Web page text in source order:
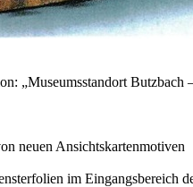
„Museumsstandort Butzbach
neuen Ansichtskartenmotiven
im Eingangsbereich